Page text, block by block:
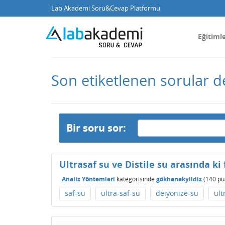
Lab Akademi Soru&Cevap Platformu
Son etiketlenen sorular
Bir soru sor:
Ultrasaf su ve Distile su arasında
Analiz Yöntemleri kategorisinde gökhanakyildiz(140
saf-su ultra-saf-su deiyonize-su